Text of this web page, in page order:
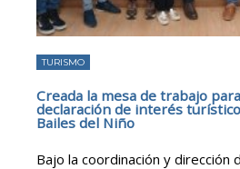
TURISMO
Creada la mesa de trabajo
declaración de interés
Bailes del Niño
Bajo la coordinación y dirección